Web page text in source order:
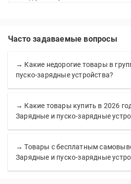
Часто задаваемые вопросы
→ Какие недорогие товары в
пуско-зарядные устройства?
→ Какие товары купить в 2026
Зарядные и пуско-зарядные
→ Товары с бесплатным
Зарядные и пуско-зарядные